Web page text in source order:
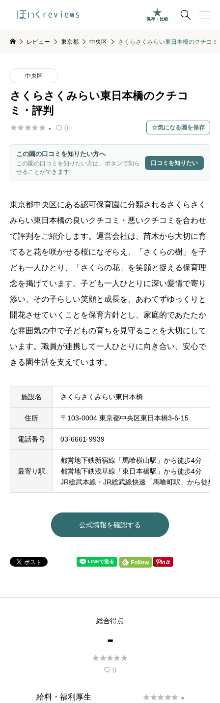

保存・比較
レビュー 東京都 中央区 さくらさくみらい東日本橋のクチコミ
中央区
さくらさくみらい東日本橋のクチコ
ミ・評判
 -  0 気になる園を保存
この園の口コミを知りたい方へ
この園の口コミを知りたい方は、ボタンで知ら
せることができます
口コミを知りたい
東京都中央区にある認可保育園に分類されるさくらさく
みらい東日本橋の良いクチコミ・悪いクチコミを合わせ
て評判をご紹介します。運営会社は、苗木から大切に育
てると花を咲かせる桜になぞらえ、「さくらの樹」を子
ども一人ひとり、「さくらの花」を笑顔と捉える保育理
念を掲げています。子ども一人ひとりに深い愛情で寄り
添い、その子らしい笑顔と成長を、あわてずゆっくりと
開花させていくことを保育方針とし、家庭的であたたか
な雰囲気の中で子どもの育ちを見守ることを大切にして
います。職員が連携して一人ひとりに向き合い、安心で
きる園生活を支えています。
施設名 さくらさくみらい東日本橋
住所 〒103-0004 東京都中央区東日本橋3-6-15
電話番号 03-6661-9939
最寄り駅
都営地下鉄新宿線「馬喰横山駅」から徒歩4分
都営地下鉄浅草線「東日本橋駅」から徒歩4分
JR総武本線・JR総武線快速「馬喰町駅」から徒歩7
公式情報を確認する
総合得点
-

 0
給料・福利厚生  -